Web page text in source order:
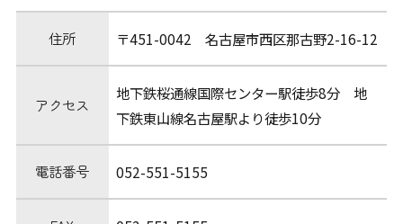
住所 〒451-0042 名古屋市西区那古野2-16-12
アクセス
地下鉄桜通線国際センター駅徒歩8分 地
下鉄東山線名古屋駅より徒歩10分
電話番号 052-551-5155